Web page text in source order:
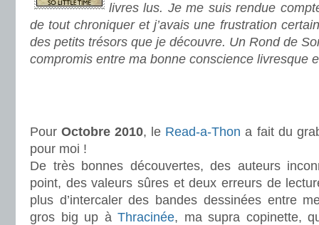
livres lus. Je me suis rendue
de tout chroniquer et j’avais une frustration
des petits trésors que je découvre. Un Rond de
compromis entre ma bonne conscience livresque
PourOctobre 2010, le Read-a-Thon a fait du
pour moi !
De très bonnes découvertes, des auteurs
point, des valeurs sûres et deux erreurs de
plus d’intercaler des bandes dessinées entre
gros big up à Thracinée, ma supra copinette,